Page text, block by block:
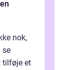
nok,
se
tilføje et